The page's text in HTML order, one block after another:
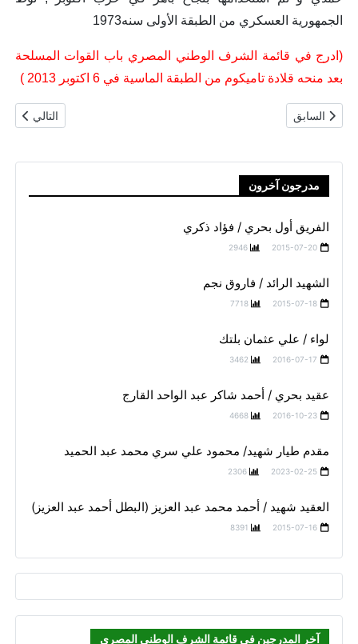
الجمهورية العسكري من الطبقة الأولى سنه1973
(ادرج في قائمة الشرف الوطني المصري باب القوات المسلحة
بعد منحه قلادة تاميكوم من الطبقة الماسية في 6 اكتوبر 2013 )
المقال السابق: عبد الجواد محمد مسعد سويلم
السابق المقال
التالي
مدرجون آخرون
الفريق أول بحري / فؤاد ذكري
2015-07-20
2946
الشهيد الرائد / فاروق نجم
2015-07-18
7718
لواء / علي عثمان بلتك
2016-07-17
3462
عقيد بحري / أحمد شاكر عبد الواحد القارج
2016-10-23
4668
مقدم طيار شهيد/ محمود علي سري محمد عبد الحميد
2023-02-25
2306
العقيد شهيد / أحمد محمد عبد العزيز (البطل أحمد عبد العزيز)
2015-07-16
8391
آخر المدرجين في قائمة الشرف الوطني المصري